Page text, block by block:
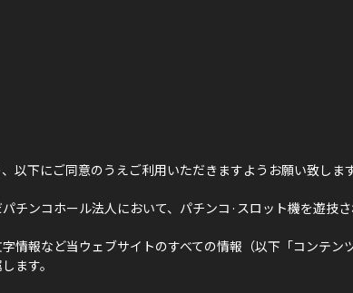
以下にご同意のうえご利用いただきますようお願い致します
チンコホール法人において、パチンコ·スロット機を遊技
情報など当ウェブサイトのすべての情報（以下「コンテ
ます。